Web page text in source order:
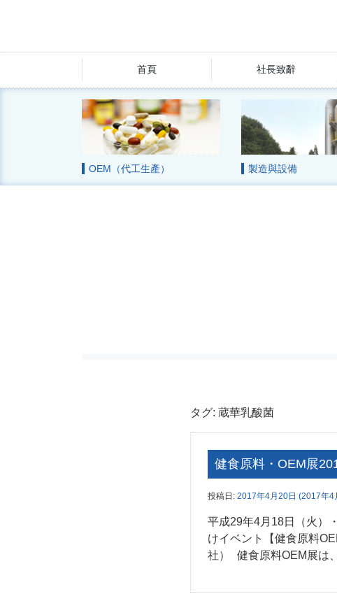
首頁 社長致辭
OEM（代工生產） 製造與設備
タグ: 蔵華乳酸菌
健食原料・OEM展
投稿日: 2017年4月20日 (2017年4
平成29年4月18日（火）
けイベント【健食原料
社） 健食原料OEM展は